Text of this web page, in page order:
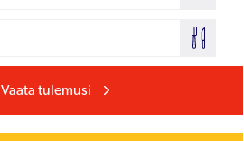
Vaata tulemusi